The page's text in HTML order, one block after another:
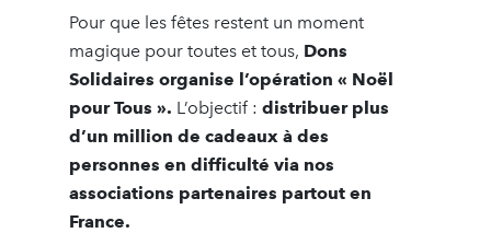
Pour que les fêtes restent un moment
magique pour toutes et tous, Dons
Solidaires organise l’opération « Noël
pour Tous ». L’objectif : distribuer plus
d’un million de cadeaux à des
personnes en difficulté via nos
associations partenaires partout en
France.